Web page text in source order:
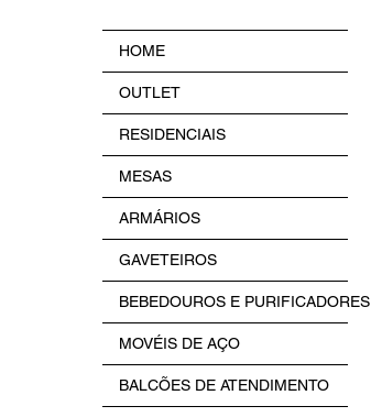
HOME
OUTLET
RESIDENCIAIS
MESAS
ARMÁRIOS
GAVETEIROS
BEBEDOUROS E PURIFICADORES
MOVÉIS DE AÇO
BALCÕES DE ATENDIMENTO